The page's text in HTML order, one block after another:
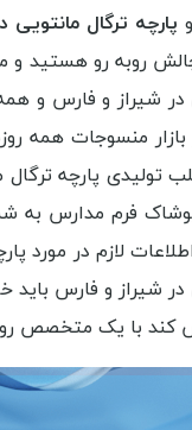
پارچه ترگال
روبه رو هستید
شیراز و فارس و
منسوجات همه
تولیدی پارچه
پوشاک فرم
لازم در مورد
شیراز و فارس
کند با یک متخصص